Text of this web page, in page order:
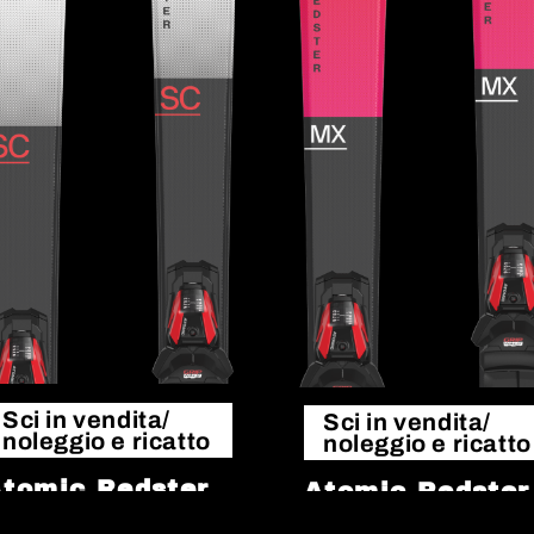
Sci in vendita/
noleggio e ricatto
Redster
Sci in vendita/
noleggio e ricatto
Atomic Redster